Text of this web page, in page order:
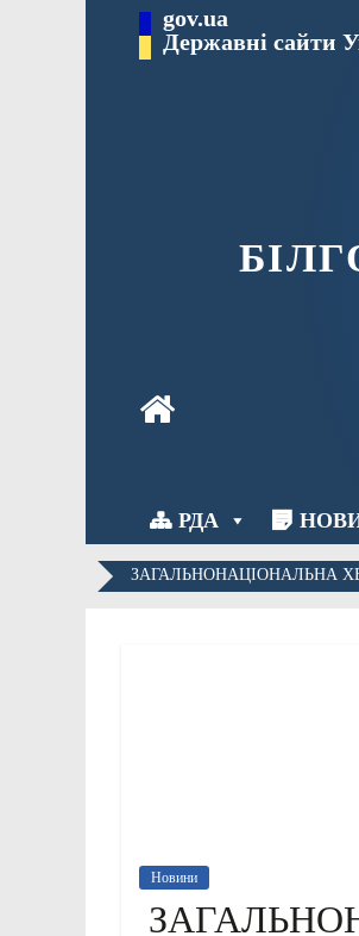
gov.ua
Державні сайти
РДА
ЗАГАЛЬНОНАЦІОНАЛЬНА
Новини